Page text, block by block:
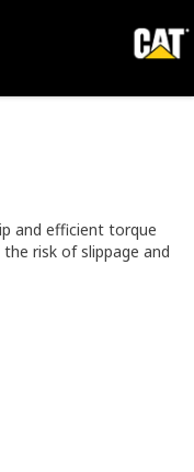
and efficient torque
risk of slippage and